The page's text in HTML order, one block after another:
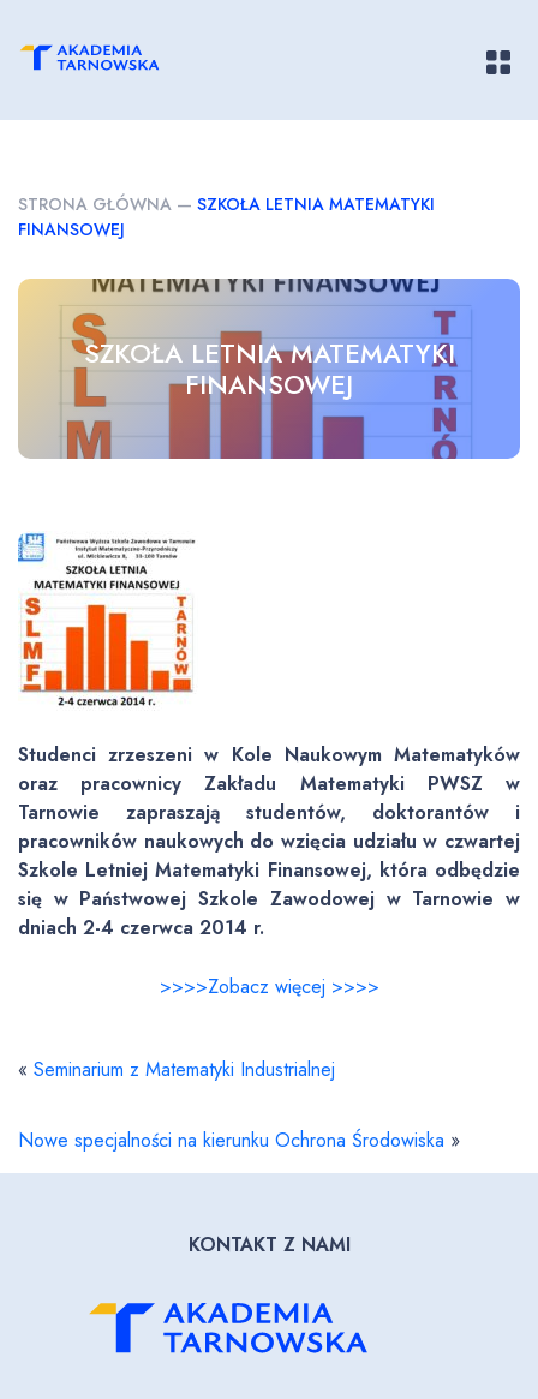
STRONA GŁÓWNA — SZKOŁA LETNIA MATEMATYKI
FINANSOWEJ
SZKOŁA LETNIA MATEMATYKI
FINANSOWEJ
Studenci zrzeszeni w Kole Naukowym Matematyków
oraz pracownicy Zakładu Matematyki PWSZ w
Tarnowie zapraszają studentów, doktorantów i
pracowników naukowych do wzięcia udziału w czwartej
Szkole Letniej Matematyki Finansowej, która odbędzie
się w Państwowej Szkole Zawodowej w Tarnowie w
dniach 2-4 czerwca 2014 r.
>>>>Zobacz więcej >>>>
« Seminarium z Matematyki Industrialnej
Nowe specjalności na kierunku Ochrona Środowiska »
KONTAKT Z NAMI